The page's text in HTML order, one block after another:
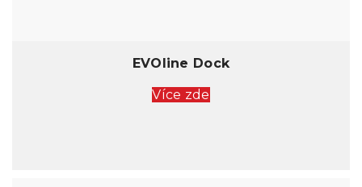
EVOline Dock
Více zde